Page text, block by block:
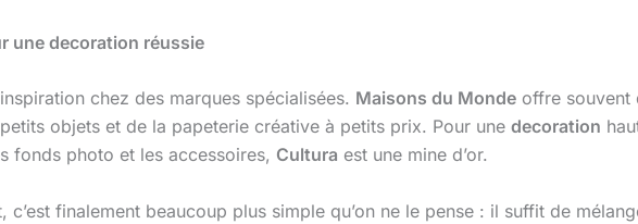
une decoration réussie
chez des marques spécialisées. Maisons du Monde offre souvent
objets et de la papeterie créative à petits prix. Pour une decoration
fonds photo et les accessoires, Cultura est une mine d’or.
c’est finalement beaucoup plus simple qu’on ne le pense : il suffit de